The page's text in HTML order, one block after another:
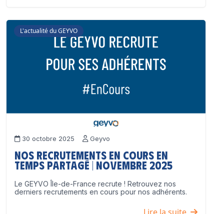
L'actualité du GEYVO
30 octobre 2025 Geyvo
Nos recrutements en cours en
temps partagé | Novembre 2025
Le GEYVO Île-de-France recrute ! Retrouvez nos
derniers recrutements en cours pour nos adhérents.
Lire la suite